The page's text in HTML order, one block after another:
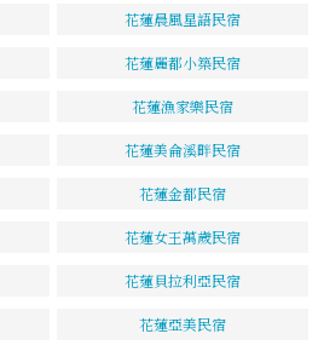
花蓮晨風星語民宿
花蓮麗都小築民宿
花蓮漁家樂民宿
花蓮美侖溪畔民宿
花蓮金都民宿
花蓮女王萬歲民宿
花蓮貝拉利亞民宿
花蓮亞美民宿